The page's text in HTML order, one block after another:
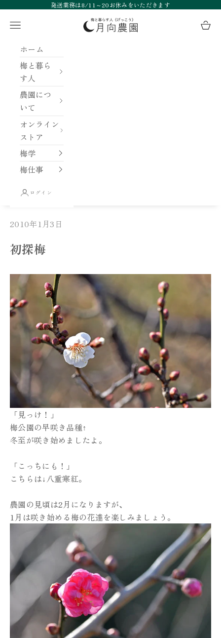
コンテンツへスキップ発送業務は8/11～20お休みをいただきます
月向農園
メニュー
カー
ホーム
梅と暮ら
す人
農園につ
いて
オンライン
ストア
梅学
梅仕事
ログイン
2010年1月3日
初探梅
「見っけ！」
梅公園の早咲き品種↑
冬至が咲き始めましたよ。
「こっちにも！」
こちらは↓八重寒紅。
農園の見頃は2月になりますが、
1月は咲き始める梅の花達を楽しみましょう。